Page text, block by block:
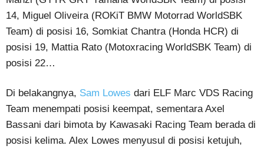
14, Miguel Oliveira (ROKiT BMW Motorrad WorldSBK
Team) di posisi 16, Somkiat Chantra (Honda HCR) di
posisi 19, Mattia Rato (Motoxracing WorldSBK Team) di
posisi 22…
Di belakangnya, Sam Lowes dari ELF Marc VDS Racing
Team menempati posisi keempat, sementara Axel
Bassani dari bimota by Kawasaki Racing Team berada di
posisi kelima. Alex Lowes menyusul di posisi ketujuh,